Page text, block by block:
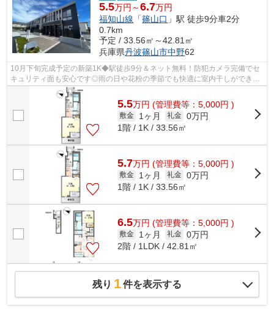
5.5万円～6.7万円
福知山線 「篠山口 」駅 徒歩9分車2分
0.7km
予定 / 33.56㎡～42.81㎡
兵庫県丹波篠山市中野62
10月下旬完成予定の新築1K◆駅徒歩9分＆ネット無料！防犯カメラ完備でセ
キュリティ面も安心です◎雨の日や花粉の季節でも快適に室内干しができる
インナーテラス付き！外からの視線を遮る...
5.5万円 (管理費等：5,000円 )
敷金 1ヶ月 礼金 0万円
1階 / 1K / 33.56㎡
5.7万円 (管理費等：5,000円 )
敷金 1ヶ月 礼金 0万円
1階 / 1K / 33.56㎡
6.5万円 (管理費等：5,000円 )
敷金 1ヶ月 礼金 0万円
2階 / 1LDK / 42.81㎡
残り 1件を表示する